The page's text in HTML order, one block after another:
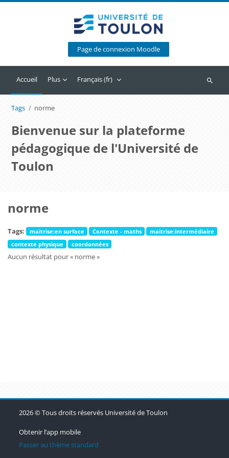
Page de connexion Moodle
Accueil Plus Français ‎(fr)‎
Tags norme
Bienvenue sur la plateforme
pédagogique de l'Université de
Toulon
norme
Tags: maitrise:en surface Contexte - maths
maitrise:intermédiaire
contexte physique
coordonnées
Aucun résultat pour « norme »
Blocs
Blocs
Blocs
2026 © Tous droits réservés Université de Toulon
Obtenir l’app mobile
Passer au thème standard